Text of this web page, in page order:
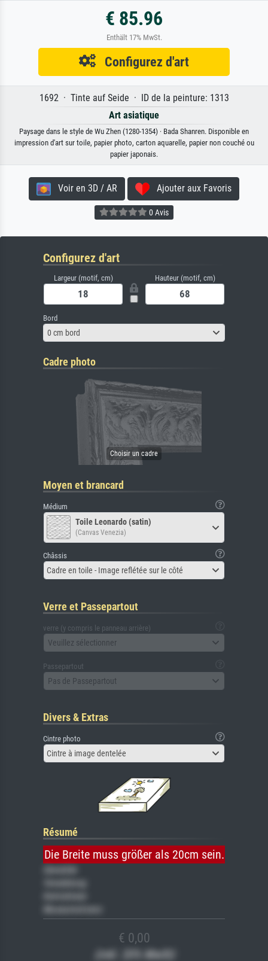
€ 85.96
Enthält 17% MwSt.
Configurez d'art
1692 · Tinte auf Seide · ID de la peinture: 1313
Art asiatique
Paysage dans le style de Wu Zhen (1280-1354) · Bada Shanren. Disponible en
impression d'art sur toile, papier photo, carton aquarelle, papier non couché ou
papier japonais.
Voir en 3D / AR Ajouter aux Favoris
0 Avis
Configurez d'art
Largeur (motif, cm) Hauteur (motif, cm)
Bord
0 cm bord
Cadre photo
Moyen et brancard
Médium
Toile Leonardo (satin)
(Canvas Venezia)
Châssis
Cadre en toile - Image reflétée sur le côté
Verre et Passepartout
verre (y compris le panneau arrière)
Veuillez sélectionner
Passepartout
Pas de Passepartout
Divers & Extras
Cintre photo
Cintre à image dentelée
Résumé
Die Breite muss größer als 20cm sein.
€ 0,00
(inkl. 20% MwSt)